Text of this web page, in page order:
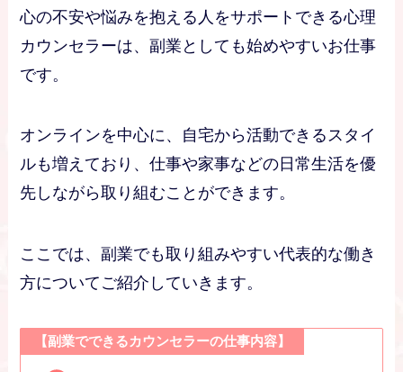
心の不安や悩みを抱える人をサポートできる心理
カウンセラーは、副業としても始めやすいお仕事
です。
オンラインを中心に、自宅から活動できるスタイ
ルも増えており、仕事や家事などの日常生活を優
先しながら取り組むことができます。
ここでは、副業でも取り組みやすい代表的な働き
方についてご紹介していきます。
【副業でできるカウンセラーの仕事内容】